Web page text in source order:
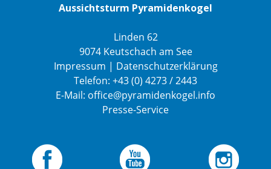
Aussichtsturm Pyramidenkogel
Linden 62
9074 Keutschach am See
Impressum | Datenschutzerklärung
Telefon: +43 (0) 4273 / 2443
E-Mail: office@pyramidenkogel.info
Presse-Service